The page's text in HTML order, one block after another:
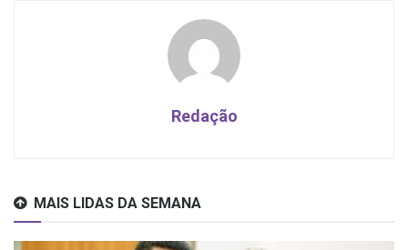
Redação
MAIS LIDAS DA SEMANA